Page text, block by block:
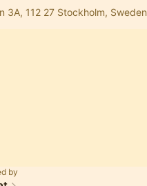
3A, 112 27 Stockholm, Sweden
by